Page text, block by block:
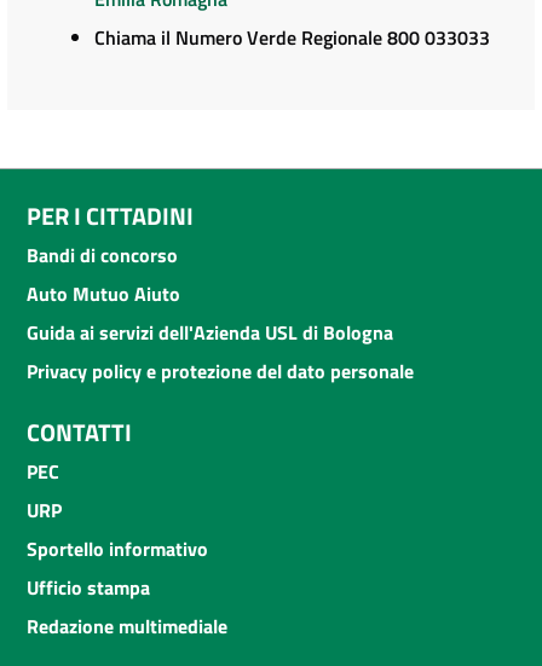
Chiama il Numero Verde Regionale 800 033033
PER I CITTADINI
Bandi di concorso
Auto Mutuo Aiuto
Guida ai servizi dell'Azienda USL di Bologna
Privacy policy e protezione del dato personale
CONTATTI
PEC
URP
Sportello informativo
Ufficio stampa
Redazione multimediale